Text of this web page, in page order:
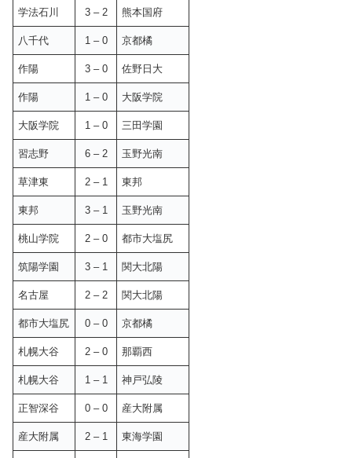
学法石川 3 – 2 熊本国府
八千代 1 – 0 京都橘
作陽 3 – 0 佐野日大
作陽 1 – 0 大阪学院
大阪学院 1 – 0 三田学園
習志野 6 – 2 玉野光南
草津東 2 – 1 東邦
東邦 3 – 1 玉野光南
桃山学院 2 – 0 都市大塩尻
筑陽学園 3 – 1 関大北陽
名古屋 2 – 2 関大北陽
都市大塩尻 0 – 0 京都橘
札幌大谷 2 – 0 那覇西
札幌大谷 1 – 1 神戸弘陵
正智深谷 0 – 0 産大附属
産大附属 2 – 1 東海学園